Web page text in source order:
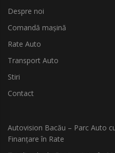
Despre noi
Comandă mașină
Rate Auto
Transport Auto
Stiri
Contact
Autovision Bacău – Parc Auto
Finanțare în Rate